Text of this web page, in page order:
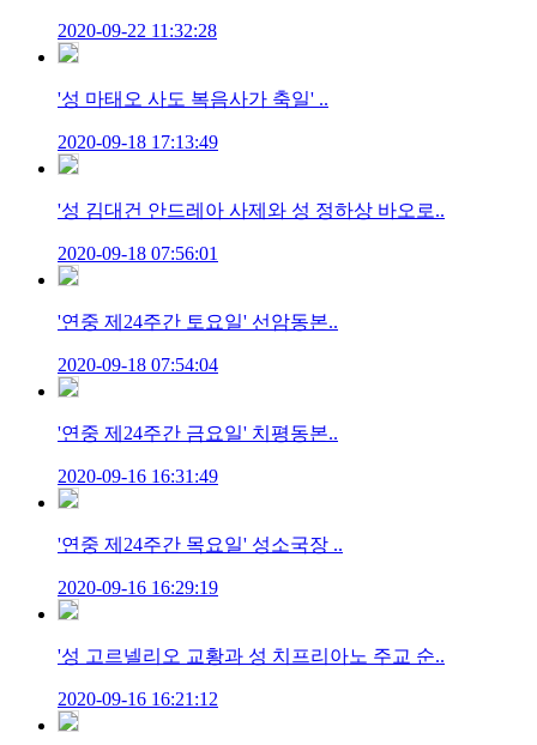
2020-09-22 11:32:28
'성 마태오 사도 복음사가 축일' ..
2020-09-18 17:13:49
'성 김대건 안드레아 사제와 성 정하상 바오로..
2020-09-18 07:56:01
'연중 제24주간 토요일' 선암동본..
2020-09-18 07:54:04
'연중 제24주간 금요일' 치평동본..
2020-09-16 16:31:49
'연중 제24주간 목요일' 성소국장 ..
2020-09-16 16:29:19
'성 고르넬리오 교황과 성 치프리아노 주교 순..
2020-09-16 16:21:12